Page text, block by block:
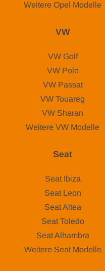
Weitere Opel Modelle
VW
VW Golf
VW Polo
VW Passat
VW Touareg
VW Sharan
Weitere VW Modelle
Seat
Seat Ibiza
Seat Leon
Seat Altea
Seat Toledo
Seat Alhambra
Weitere Seat Modelle